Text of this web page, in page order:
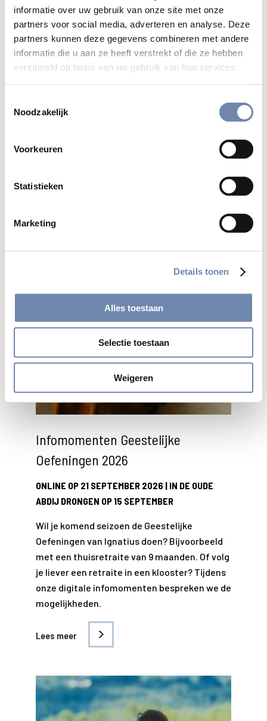
informatie over uw gebruik van onze site met onze
partners voor social media, adverteren en analyse. Deze
partners kunnen deze gegevens combineren met andere
informatie die u aan ze heeft verstrekt of die ze hebben
verzameld op basis van uw gebruik van hun services.
Noodzakelijk
Voorkeuren
Statistieken
Marketing
Details tonen
Alles toestaan
Selectie toestaan
Weigeren
Kom tot jezelf en tot God tijdens onze
filmretraite. We laten je mediteren aan de
hand van enkele zorgvuldig geselecteerde
films in combinatie met Bijbelteksten.
Infomomenten Geestelijke
Oefeningen 2026
ONLINE OP 21 SEPTEMBER 2026 | IN DE OUDE
ABDIJ DRONGEN OP 15 SEPTEMBER
Wil je komend seizoen de Geestelijke
Oefeningen van Ignatius doen? Bijvoorbeeld
met een thuisretraite van 9 maanden. Of volg
je liever een retraite in een klooster? Tijdens
onze digitale infomomenten bespreken we de
mogelijkheden.
Lees meer